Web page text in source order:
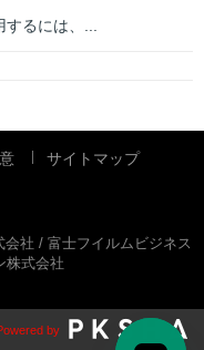
するには、...
サイトマップ
社 / 富士フイルムビジネス
株式会社
by